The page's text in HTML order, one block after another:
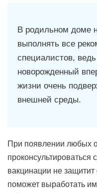
В родильном доме
выполнять все
специалистов, ведь
новорожденный
жизни очень
внешней среды.
При появлении любых
проконсультироваться
вакцинации не
поможет выработать